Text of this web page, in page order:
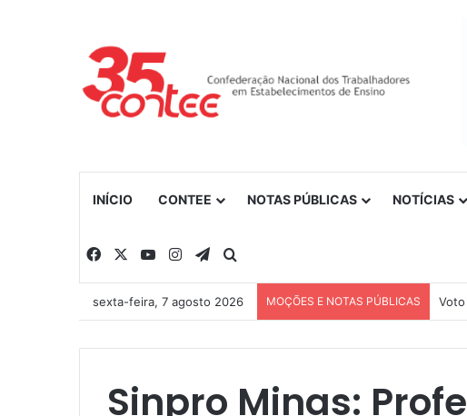
INÍCIO CONTEE NOTAS PÚBLICAS NOTÍCIAS
Facebook YouTubeInstagramTelegram
sexta-feira, 7 agosto 2026 MOÇÕES E NOTAS PÚBLICAS
Sinpro Minas: